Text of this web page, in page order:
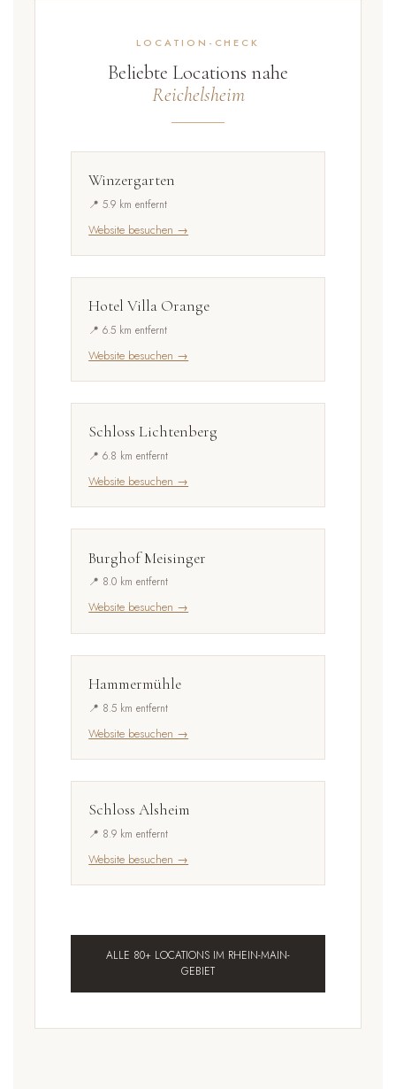
LOCATION-CHECK
Beliebte Locations nahe
Reichelsheim
Winzergarten
📍 5.9 km entfernt
Website besuchen →
Hotel Villa Orange
📍 6.5 km entfernt
Website besuchen →
Schloss Lichtenberg
📍 6.8 km entfernt
Website besuchen →
Burghof Meisinger
📍 8.0 km entfernt
Website besuchen →
Hammermühle
📍 8.5 km entfernt
Website besuchen →
Schloss Alsheim
📍 8.9 km entfernt
Website besuchen →
ALLE 80+ LOCATIONS IM RHEIN-MAIN-
GEBIET